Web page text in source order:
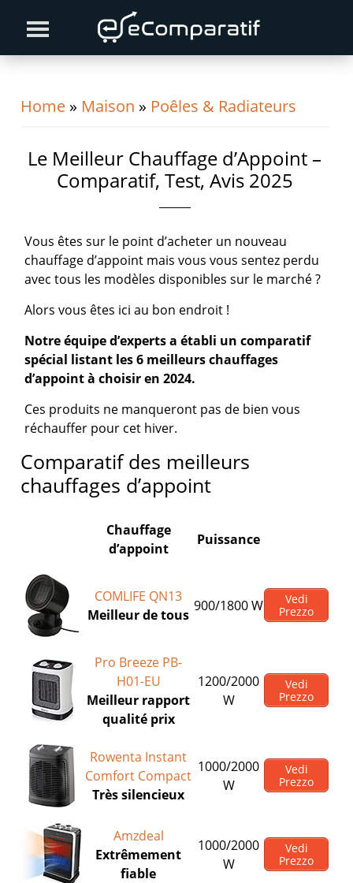
primary
content
primary
Home » Maison » Poêles & Radiateurs
Le Meilleur Chauffage d’Appoint –
Comparatif, Test, Avis 2025
Vous êtes sur le point d’acheter un nouveau
chauffage d’appoint mais vous vous sentez perdu
avec tous les modèles disponibles sur le marché ?
Alors vous êtes ici au bon endroit !
Notre équipe d’experts a établi un comparatif
spécial listant les 6 meilleurs chauffages
d’appoint à choisir en 2024.
Ces produits ne manqueront pas de bien vous
réchauffer pour cet hiver.
Comparatif des meilleurs
chauffages d’appoint
Chauffage
d’appoint
Puissance
COMLIFE QN13
Meilleur de tous
900/1800 W
Vedi
Prezzo
Pro Breeze PB-
H01-EU
Meilleur rapport
qualité prix
1200/2000
W
Vedi
Prezzo
Rowenta Instant
Comfort Compact
Très silencieux
1000/2000
W
Vedi
Prezzo
Amzdeal
Extrêmement
fiable
1000/2000
W
Vedi
Prezzo